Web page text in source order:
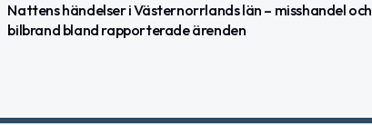
Nattens händelser i Västernorrlands län – misshandel och
bilbrand bland rapporterade ärenden